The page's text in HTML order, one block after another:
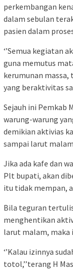
perkembangan
dalam sebulan
pasien dalam
‘’Semua kegiatan
guna memutus
kerumunan massa,
yang beraktivitas
Sejauh ini Pemkab
warung-warung
demikian aktivias
sampai larut
Jika ada kafe dan
Plt bupati, akan
itu tidak mempan,
Bila teguran
menghentikan
larut malam, maka
‘’Kalau izinnya
totol,’’terang H